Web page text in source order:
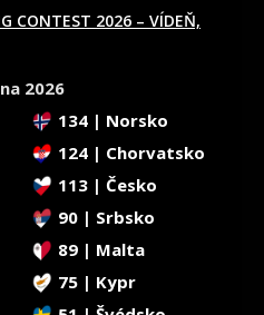
CONTEST 2026 – VÍDEŇ,
2026
134 | Norsko
124 | Chorvatsko
113 | Česko
90 | Srbsko
89 | Malta
75 | Kypr